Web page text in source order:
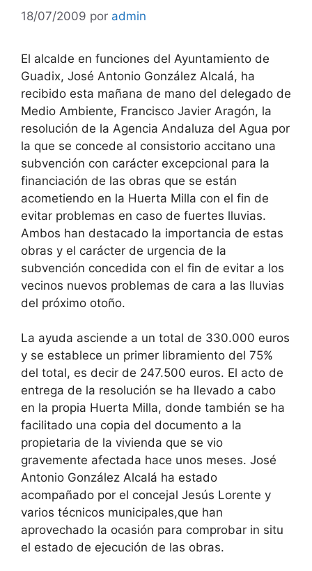
18/07/2009 por admin
El alcalde en funciones del Ayuntamiento de
Guadix, José Antonio González Alcalá, ha
recibido esta mañana de mano del delegado de
Medio Ambiente, Francisco Javier Aragón, la
resolución de la Agencia Andaluza del Agua por
la que se concede al consistorio accitano una
subvención con carácter excepcional para la
financiación de las obras que se están
acometiendo en la Huerta Milla con el fin de
evitar problemas en caso de fuertes lluvias.
Ambos han destacado la importancia de estas
obras y el carácter de urgencia de la
subvención concedida con el fin de evitar a los
vecinos nuevos problemas de cara a las lluvias
del próximo otoño.
La ayuda asciende a un total de 330.000 euros
y se establece un primer libramiento del 75%
del total, es decir de 247.500 euros. El acto de
entrega de la resolución se ha llevado a cabo
en la propia Huerta Milla, donde también se ha
facilitado una copia del documento a la
propietaria de la vivienda que se vio
gravemente afectada hace unos meses. José
Antonio González Alcalá ha estado
acompañado por el concejal Jesús Lorente y
varios técnicos municipales,que han
aprovechado la ocasión para comprobar in situ
el estado de ejecución de las obras.